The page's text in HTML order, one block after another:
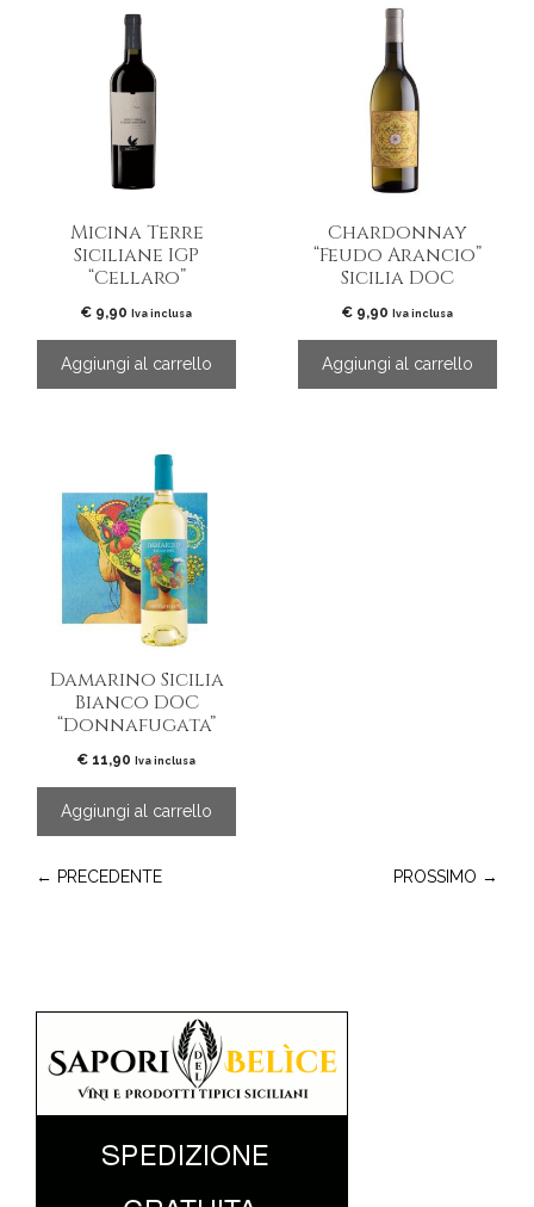
Micina Terre
Siciliane IGP
“Cellaro”
€ 9,90 Iva inclusa
Aggiungi al carrello
Chardonnay
“Feudo Arancio”
Sicilia DOC
€ 9,90 Iva inclusa
Aggiungi al carrello
Damarino Sicilia
Bianco DOC
“Donnafugata”
€ 11,90 Iva inclusa
Aggiungi al carrello
← PRECEDENTE PROSSIMO →